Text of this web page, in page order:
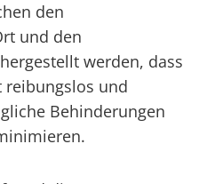
den
und den
werden, dass
reibungslos und
Behinderungen